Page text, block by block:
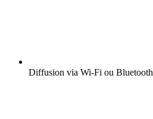
Diffusion via Wi-Fi ou Bluetooth